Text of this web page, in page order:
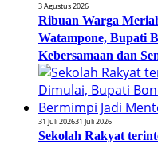
3 Agustus 2026
Ribuan Warga
Watampone, Bupati
Kebersamaan dan
31 Juli 202631 Juli 2026
Sekolah Rakyat